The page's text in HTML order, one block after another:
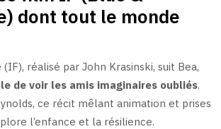
dont tout le monde
réalisé par John Krasinski, suit Bea,
de voir les amis imaginaires oubliés.
ce récit mêlant animation et prises
l’enfance et la résilience.